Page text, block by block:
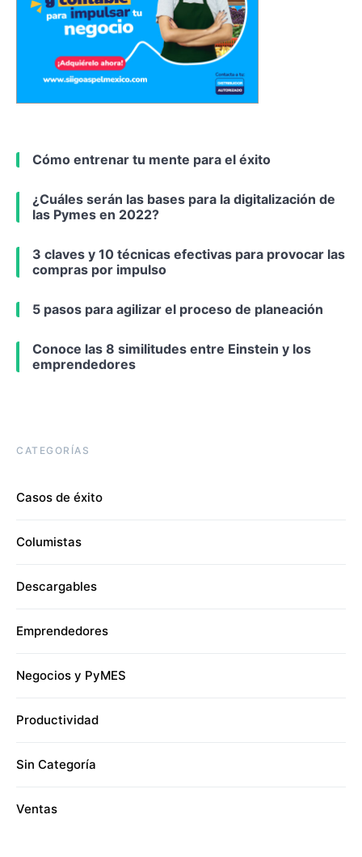
Cómo entrenar tu mente para el éxito
¿Cuáles serán las bases para la digitalización de
las Pymes en 2022?
3 claves y 10 técnicas efectivas para provocar las
compras por impulso
5 pasos para agilizar el proceso de planeación
Conoce las 8 similitudes entre Einstein y los
emprendedores
CATEGORÍAS
Casos de éxito
Columistas
Descargables
Emprendedores
Negocios y PyMES
Productividad
Sin Categoría
Ventas